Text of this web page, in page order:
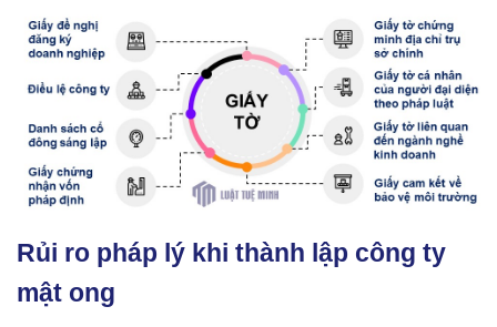
Rủi ro pháp lý khi thành lập công ty
mật ong